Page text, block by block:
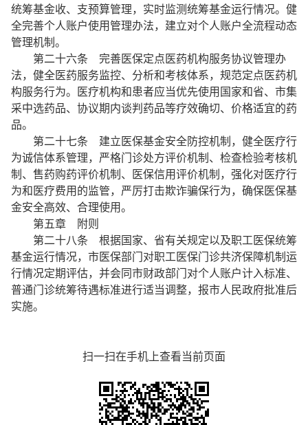
统筹基金收、支预算管理，实时监测统筹基金运行情况。健
全完善个人账户使用管理办法，建立对个人账户全流程动态
管理机制。
第二十六条 完善医保定点医药机构服务协议管理办
法，健全医药服务监控、分析和考核体系，规范定点医药机
构服务行为。医疗机构和患者应当优先使用国家和省、市集
采中选药品、协议期内谈判药品等疗效确切、价格适宜的药
品。
第二十七条 建立医保基金安全防控机制，健全医疗行
为诚信体系管理，严格门诊处方评价机制、检查检验考核机
制、售药购药评价机制、医保信用评价机制，强化对医疗行
为和医疗费用的监管，严厉打击欺诈骗保行为，确保医保基
金安全高效、合理使用。
第五章 附则
第二十八条 根据国家、省有关规定以及职工医保统筹
基金运行情况，市医保部门对职工医保门诊共济保障机制运
行情况定期评估，并会同市财政部门对个人账户计入标准、
普通门诊统筹待遇标准进行适当调整，报市人民政府批准后
实施。
扫一扫在手机上查看当前页面